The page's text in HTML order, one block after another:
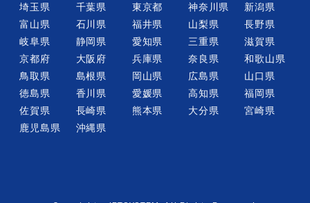
パソコンサポート 家電配送・設置
IOTエンジニア コールセンター
フィールドエンジニア メンテナンススタッフ
カスタマーサポート テクニカルサポート
雇用条件から探す
埼玉県
千葉県 東京都 神奈川県
新潟県
富山県
石川県 福井県 山梨県
長野県
岐阜県
静岡県 愛知県 三重県
滋賀県
京都府
大阪府 兵庫県 奈良県
和歌山県
鳥取県
島根県 岡山県 広島県
山口県
徳島県
香川県 愛媛県 高知県
福岡県
佐賀県
長崎県 熊本県 大分県
宮崎県
鹿児島県
沖縄県